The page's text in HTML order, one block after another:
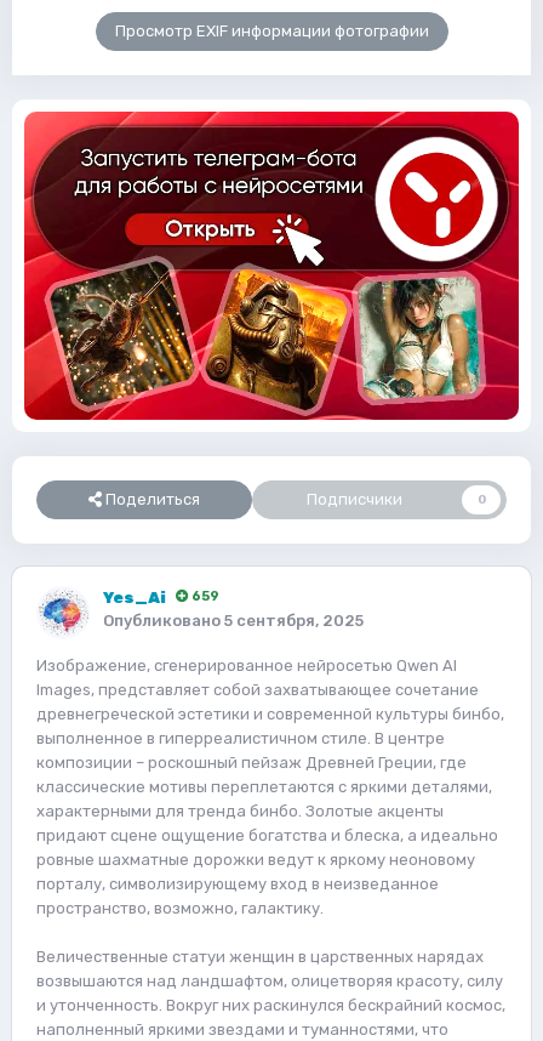
Просмотр EXIF информации фотографии
Поделиться Подписчики 0
Yes_Ai 659
Опубликовано 5 сентября, 2025
Изображение, сгенерированное нейросетью Qwen AI
Images, представляет собой захватывающее сочетание
древнегреческой эстетики и современной культуры бинбо,
выполненное в гиперреалистичном стиле. В центре
композиции – роскошный пейзаж Древней Греции, где
классические мотивы переплетаются с яркими деталями,
характерными для тренда бинбо. Золотые акценты
придают сцене ощущение богатства и блеска, а идеально
ровные шахматные дорожки ведут к яркому неоновому
порталу, символизирующему вход в неизведанное
пространство, возможно, галактику.
Величественные статуи женщин в царственных нарядах
возвышаются над ландшафтом, олицетворяя красоту, силу
и утонченность. Вокруг них раскинулся бескрайний космос,
наполненный яркими звездами и туманностями, что